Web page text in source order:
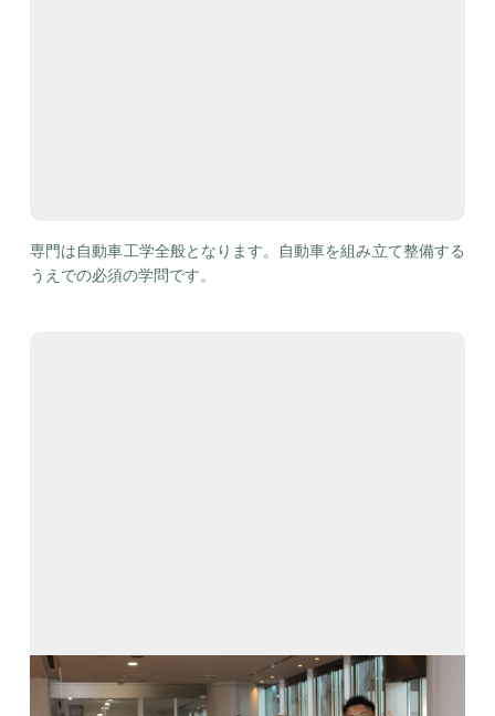
専門は自動車工学全般となります。自動車を組み立て整備する
うえでの必須の学問です。